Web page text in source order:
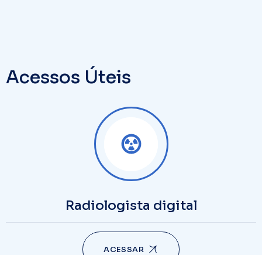
Acessos Úteis
Radiologista digital
ACESSAR